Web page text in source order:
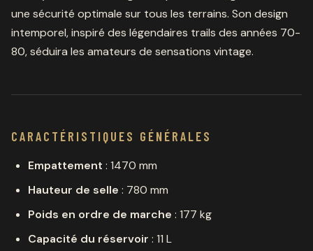
une sécurité optimale sur tous les terrains. Son design
intemporel, inspiré des légendaires trails des années 70-
80, séduira les amateurs de sensations vintage.
CARACTÉRISTIQUES GÉNÉRALES
Empattement : 1470 mm
Hauteur de selle : 780 mm
Poids en ordre de marche : 177 kg
Capacité du réservoir : 11 L